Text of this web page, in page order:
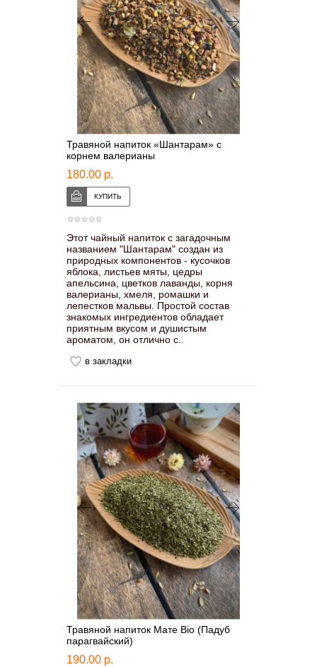
Травяной напиток «Шантарам» с
корнем валерианы
180.00 р.
Этот чайный напиток с загадочным
названием "Шантарам" создан из
природных компонентов - кусочков
яблока, листьев мяты, цедры
апельсина, цветков лаванды, корня
валерианы, хмеля, ромашки и
лепестков мальвы. Простой состав
знакомых ингредиентов обладает
приятным вкусом и душистым
ароматом, он отлично с..
в закладки
Травяной напиток Мате Bio (Падуб
парагвайский)
190.00 р.